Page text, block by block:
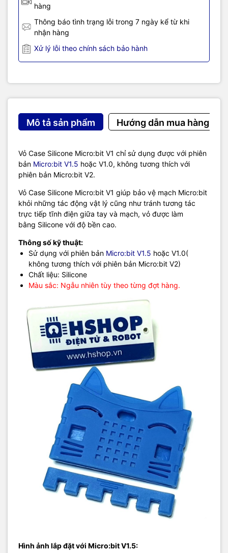
hàng
Thông báo tình trạng lỗi trong 7 ngày kể từ khi
nhận hàng
Xử lý lỗi theo chính sách bảo hành
Mô tả sản phẩm Hướng dẫn mua hàng
Vỏ Case Silicone Micro:bit V1 chỉ sử dụng được với phiên
bản Micro:bit V1.5 hoặc V1.0, không tương thích với
phiên bản Micro:bit V2.
Vỏ Case Silicone Micro:bit V1 giúp bảo vệ mạch Micro:bit
khỏi những tác động vật lý cũng như tránh tương tác
trực tiếp tĩnh điện giữa tay và mạch, vỏ được làm
bằng Silicone với độ bền cao.
Thông số kỹ thuật:
Sử dụng với phiên bản Micro:bit V1.5 hoặc V1.0(
không tương thích với phiên bản Micro:bit V2)
Chất liệu: Silicone
Màu sắc: Ngẫu nhiên tùy theo từng đợt hàng.
Hình ảnh lắp đặt với Micro:bit V1.5: